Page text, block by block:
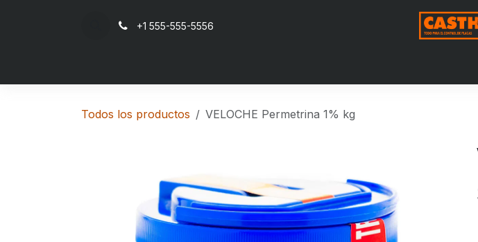
+1 555-555-5556
Todos los productos VELOCHE Permetrina 1% kg